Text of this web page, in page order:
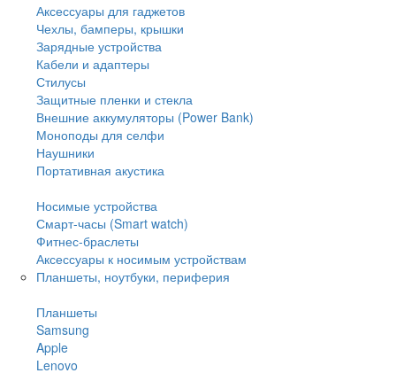
Аксессуары для гаджетов
Чехлы, бамперы, крышки
Зарядные устройства
Кабели и адаптеры
Стилусы
Защитные пленки и стекла
Внешние аккумуляторы (Power Bank)
Моноподы для селфи
Наушники
Портативная акустика
Носимые устройства
Смарт-часы (Smart watch)
Фитнес-браслеты
Аксессуары к носимым устройствам
Планшеты, ноутбуки, периферия
Планшеты
Samsung
Apple
Lenovo